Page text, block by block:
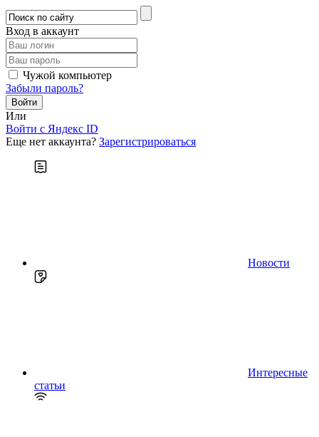
Вход в аккаунт
Чужой компьютер
Забыли пароль?
Или
Войти c Яндекс ID
Еще нет аккаунта? Зарегистрироваться
Новости
Интересные
статьи